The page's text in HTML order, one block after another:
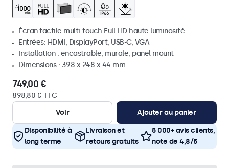
Écran tactile multi-touch Full-HD haute luminosité
Entrées: HDMI, DisplayPort, USB-C, VGA
Installation : encastrable, murale, panel mount
Dimensions : 398 x 248 x 44 mm
749,00 €
898,80 € TTC
Voir
Ajouter au panier
Disponibilité à
long terme
Livraison et
retours gratuits
5 000+ avis clients,
note de 4,8/5